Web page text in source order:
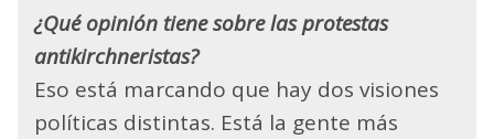
¿Qué opinión tiene sobre las protestas
antikirchneristas?
Eso está marcando que hay dos visiones
políticas distintas. Está la gente más